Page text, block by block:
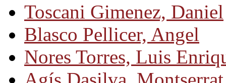
Toscani Gimenez, Daniel
Blasco Pellicer, Angel
Nores Torres, Luis